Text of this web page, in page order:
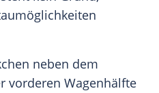
neben dem
vorderen Wagenhälfte